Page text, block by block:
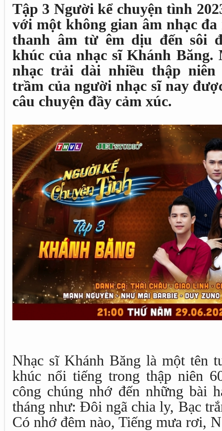
Tập 3 Người kể chuyện tình
với một không gian âm nhạc đa
thanh âm từ êm dịu đến sôi
khúc của nhạc sĩ Khánh Băng.
nhạc trải dài nhiều thập
trầm của người nhạc sĩ nay
câu chuyện đầy cảm xúc.
Nhạc sĩ Khánh Băng là một tên
khúc nổi tiếng trong thập niên
công chúng nhớ đến những bài
tháng như: Đôi ngã chia ly, Bạc
Có nhớ đêm nào, Tiếng mưa rơi,